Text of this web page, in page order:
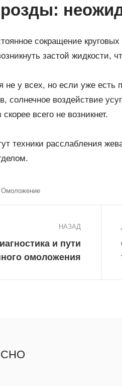
сокращение
застой
не у всех, но если уже
солнечное воздействие
всего не возникнет.
техники расслабления
Омоложение
НАЗАД
и пути
омоложения